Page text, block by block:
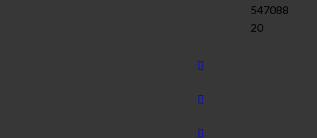
547088
20